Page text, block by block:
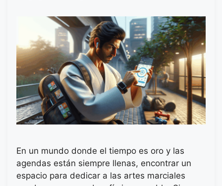
En un mundo donde el tiempo es oro y las
agendas están siempre llenas, encontrar un
espacio para dedicar a las artes marciales